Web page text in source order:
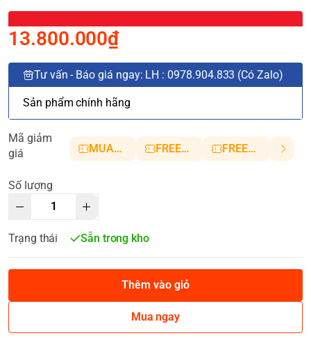
13.800.000₫
Tư vấn - Báo giá ngay: LH : 0978.904.833 (Có Zalo)
Sản phẩm chính hãng
Mã giảm
giá
MUANHANH01 FREESHIP5 FREESHIP10
Số lượng
Trạng thái Sẵn trong kho
Thêm vào giỏ
Mua ngay